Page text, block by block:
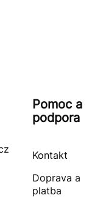
Pomoc a
podpora
Kontakt
Doprava a
platba